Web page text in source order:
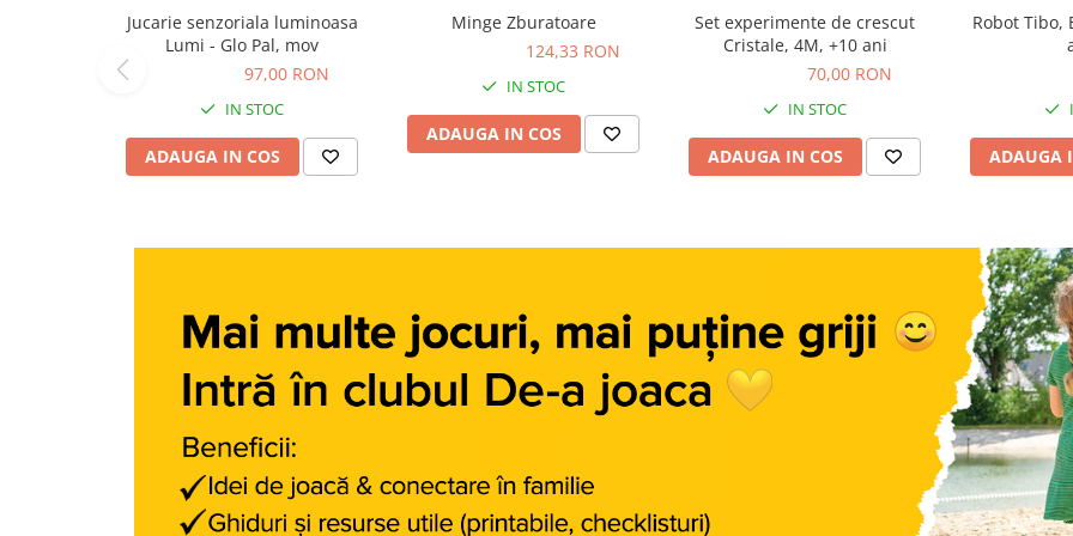
Carti dezvoltare personala
Carti invatare limbi straine
Carti si culegeri cu exercitii
Cărți educative pentru copii
Papetarie si Rechizite
Carti si materiale pentru scoala
Biciclete pentru copii
Jucarie senzoriala luminoasa
Lumi - Glo Pal, mov
97,00 RON
IN STOC
ADAUGA IN COS
Minge Zburatoare
124,33 RON
IN STOC
ADAUGA IN COS
Set experimente de crescut
Cristale, 4M, +10 ani
70,00 RON
IN STOC
ADAUGA IN COS
Robot Tibo,
ADAUGA